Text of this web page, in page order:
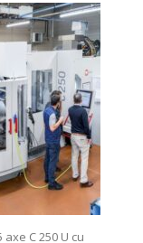
C 250 U cu